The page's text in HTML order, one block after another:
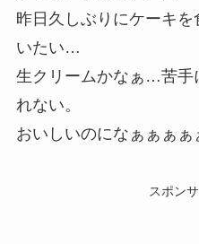
昨日久しぶりにケーキ
いたい…
生クリームかなぁ…苦手
れない。
おいしいのになぁぁぁぁ
スポン